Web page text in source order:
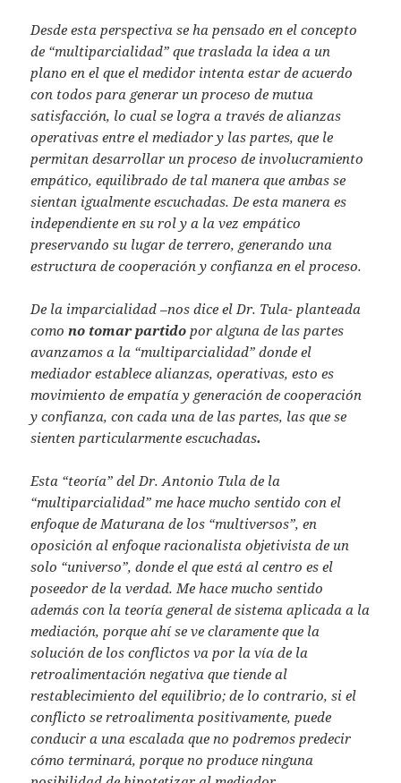
Desde esta perspectiva se ha pensado en el concepto
de “multiparcialidad” que traslada la idea a un
plano en el que el medidor intenta estar de acuerdo
con todos para generar un proceso de mutua
satisfacción, lo cual se logra a través de alianzas
operativas entre el mediador y las partes, que le
permitan desarrollar un proceso de involucramiento
empático, equilibrado de tal manera que ambas se
sientan igualmente escuchadas. De esta manera es
independiente en su rol y a la vez empático
preservando su lugar de terrero, generando una
estructura de cooperación y confianza en el proceso.
De la imparcialidad –nos dice el Dr. Tula- planteada
comono tomar partido por alguna de las partes
avanzamos a la “multiparcialidad” donde el
mediador establece alianzas, operativas, esto es
movimiento de empatía y generación de cooperación
y confianza, con cada una de las partes, las que se
sienten particularmente escuchadas.
Esta “teoría” del Dr. Antonio Tula de la
“multiparcialidad” me hace mucho sentido con el
enfoque de Maturana de los “multiversos”, en
oposición al enfoque racionalista objetivista de un
solo “universo”, donde el que está al centro es el
poseedor de la verdad. Me hace mucho sentido
además con la teoría general de sistema aplicada a la
mediación, porque ahí se ve claramente que la
solución de los conflictos va por la vía de la
retroalimentación negativa que tiende al
restablecimiento del equilibrio; de lo contrario, si el
conflicto se retroalimenta positivamente, puede
conducir a una escalada que no podremos predecir
cómo terminará, porque no produce ninguna